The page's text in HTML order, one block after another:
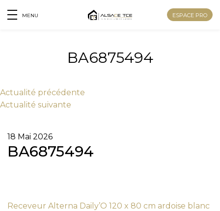
MENU ESPACE PRO
BA6875494
Actualité précédente
Actualité suivante
18 Mai 2026
BA6875494
Receveur Alterna Daily’O 120 x 80 cm ardoise blanc